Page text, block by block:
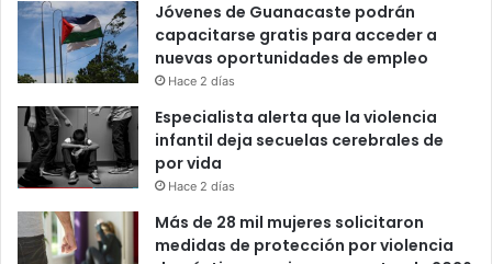
Jóvenes de Guanacaste podrán
capacitarse gratis para acceder a
nuevas oportunidades de empleo
Hace 2 días
Especialista alerta que la violencia
infantil deja secuelas cerebrales de
por vida
Hace 2 días
Más de 28 mil mujeres solicitaron
medidas de protección por violencia